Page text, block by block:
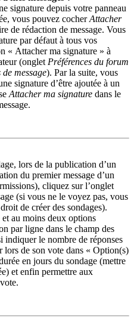
signature depuis votre panneau
vous pouvez cocherAttacher
de rédaction de message. Vous
par défaut à tous vos
« Attacher ma signature » à
(onglet Préférences du forum
message). Par la suite, vous
signature d’être ajoutée à un
Attacher ma signature dans le
lors de la publication d’un
du premier message d’un
cliquez sur l’onglet
(si vous ne le voyez pas, vous
de créer des sondages).
et au moins deux options
par ligne dans le champ des
indiquer le nombre de réponses
lors de son vote dans « Option(s)
en jours du sondage (mettre
et enfin permettre aux